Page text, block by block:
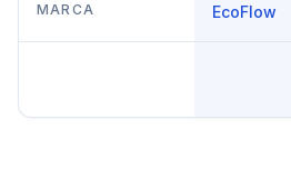
MARCA EcoFlow